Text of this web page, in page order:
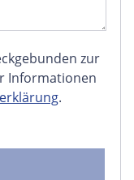
zur
Informationen
.